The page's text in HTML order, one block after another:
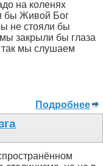
на коленях
бы Живой Бог
не стояли бы
закрыли бы глаза
так мы слушаем
Подробнее